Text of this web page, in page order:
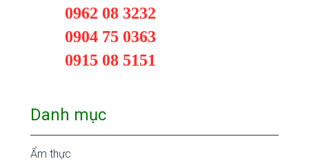
0962 08 3232
0904 75 0363
0915 08 5151
Danh mục
Ẩm thực